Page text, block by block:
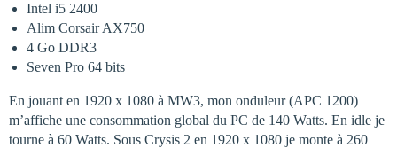
Intel i5 2400
Alim Corsair AX750
4 Go DDR3
Seven Pro 64 bits
En jouant en 1920 x 1080 à MW3, mon onduleur (APC 1200)
m’affiche une consommation global du PC de 140 Watts. En idle je
tourne à 60 Watts. Sous Crysis 2 en 1920 x 1080 je monte à 260